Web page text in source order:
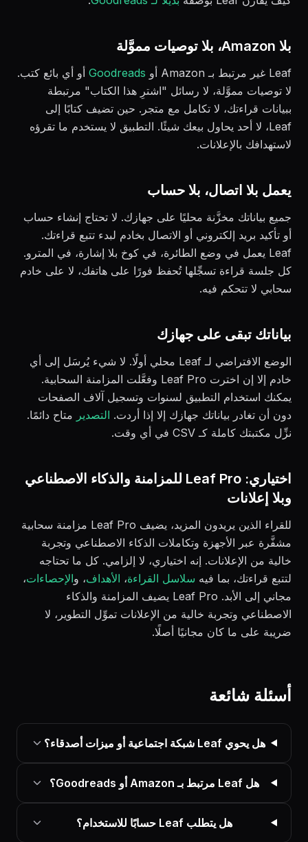
بلا Amazon، بلا توصيات مموَّلة
Leaf غير مرتبط بـ Amazon أو Goodreads أو أي بائع كتب.
لا توصيات مموَّلة، لا رسائل "اشترِ هذا الكتاب" مرتبطة
ببيانات قراءتك، لا تكامل مع متجر. حين تضيف كتابًا إلى
Leaf، لا أحد يحاول بيعك شيئًا. التطبيق لا يستخدم ما تقرؤه
لاستهدافك بالإعلانات.
يعمل بلا اتصال، بلا حساب
جميع بياناتك مخزَّنة محليًا على جهازك. لا تحتاج إنشاء حساب
أو تأكيد بريد إلكتروني أو الاتصال بخادم لبدء تتبع قراءتك.
Leaf يعمل في وضع الطائرة، في كوخ بلا إشارة، في المترو.
كل جلسة قراءة تسجِّلها تُحفظ فورًا على هاتفك، لا على خادم
سحابي لا تتحكم فيه.
بياناتك تبقى على جهازك
الوضع الافتراضي لـ Leaf محلي أولًا. لا شيء يُرسَل إلى أي
خادم إلا إن اخترت Leaf Pro وفعَّلت المزامنة السحابية.
يمكنك استخدام التطبيق لسنوات وتسجيل آلاف الصفحات
دون أن تغادر بياناتك جهازك إلا إذا أردت. التصدير متاح دائمًا.
نزِّل مكتبتك كاملة كـ CSV في أي وقت.
اختياري: Leaf Pro للمزامنة والذكاء الاصطناعي
وبلا إعلانات
للقراء الذين يريدون المزيد، يضيف Leaf Pro مزامنة سحابية
مشفَّرة عبر الأجهزة وتكاملات الذكاء الاصطناعي وتجربة
خالية من الإعلانات. إنه اختياري، لا إلزامي. كل ما تحتاجه
لتتبع قراءتك، بما فيه سلاسل القراءة، الأهداف، والإحصاءات،
مجاني إلى الأبد. Leaf Pro يضيف المزامنة والذكاء
الاصطناعي وتجربة خالية من الإعلانات تموِّل التطوير، لا
ضريبة على ما كان مجانيًا أصلًا.
أسئلة شائعة
هل يحوي Leaf شبكة اجتماعية أو ميزات أصدقاء؟
هل Leaf مرتبط بـ Amazon أو Goodreads؟
هل يتطلب Leaf حسابًا للاستخدام؟